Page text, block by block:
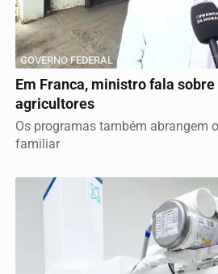
GOVERNO FEDERAL
Em Franca, ministro fala
agricultores
Os programas também abrangem
familiar